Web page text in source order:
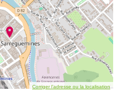
Corriger l’adresse ou la localisation